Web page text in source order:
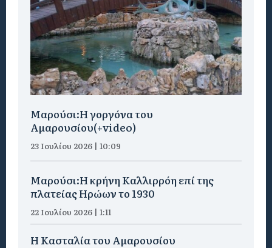
Μαρούσι:H γοργόνα του
Αμαρουσίου(+video)
23 Ιουλίου 2026 | 10:09
Μαρούσι:Η κρήνη Καλλιρρόη επί της
πλατείας Ηρώων το 1930
22 Ιουλίου 2026 | 1:11
Η Κασταλία του Αμαρουσίου